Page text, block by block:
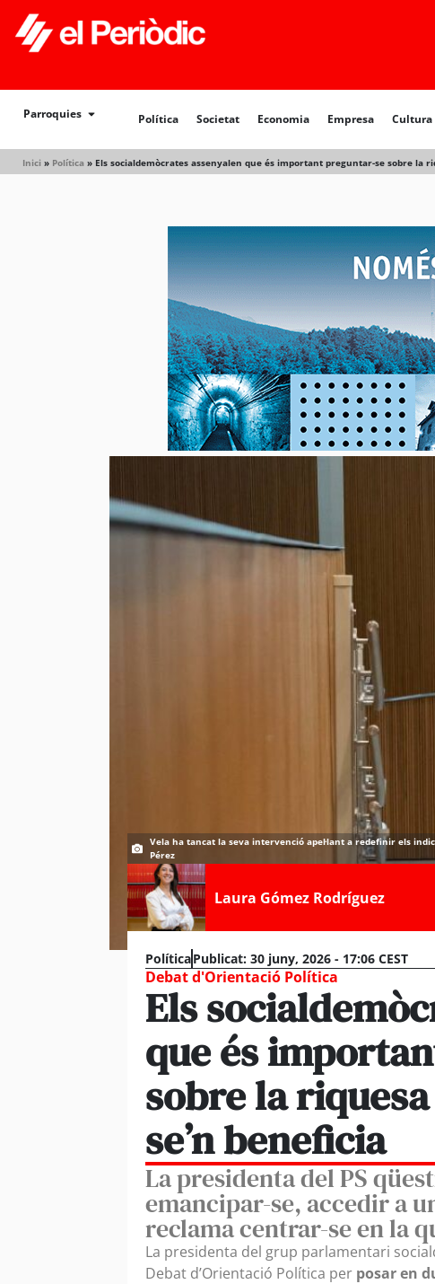
Parroquies Política Societat Economia Empresa Cultura
Inici » Política » Els socialdemòcrates assenyalen que és important preguntar-se sobre la
Política Societat
Vela ha tancat la seva intervenció apel·lant a redefinir els
Pérez
Laura Gómez Rodríguez
PolíticaPublicat: 30 juny, 2026 - 17:06 CEST
Debat d'Orientació Política
Els
que és
sobre la
se’n beneficia
La presidenta del PS
emancipar-se, accedir a
reclama centrar-se en la
La presidenta del grup parlamentari
Debat d’Orientació Política per posar en